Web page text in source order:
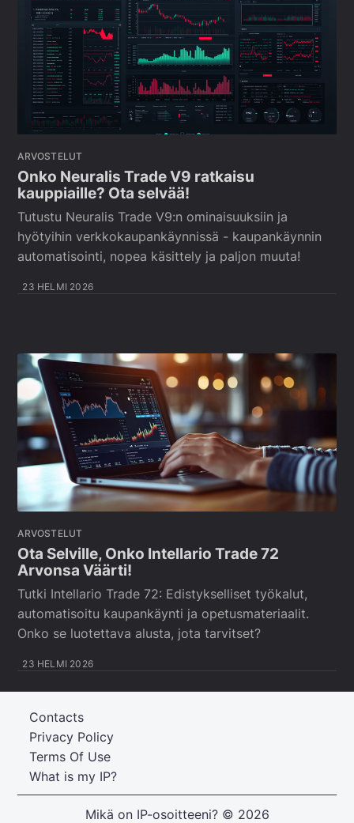
ARVOSTELUT
Onko Neuralis Trade V9 ratkaisu
kauppiaille? Ota selvää!
Tutustu Neuralis Trade V9:n ominaisuuksiin ja
hyötyihin verkkokaupankäynnissä - kaupankäynnin
automatisointi, nopea käsittely ja paljon muuta!
23 HELMI 2026
ARVOSTELUT
Ota Selville, Onko Intellario Trade 72
Arvonsa Väärti!
Tutki Intellario Trade 72: Edistykselliset työkalut,
automatisoitu kaupankäynti ja opetusmateriaalit.
Onko se luotettava alusta, jota tarvitset?
23 HELMI 2026
What is my IP?
Terms Of Use
Privacy Policy
Contacts
Mikä on IP-osoitteeni?© 2026